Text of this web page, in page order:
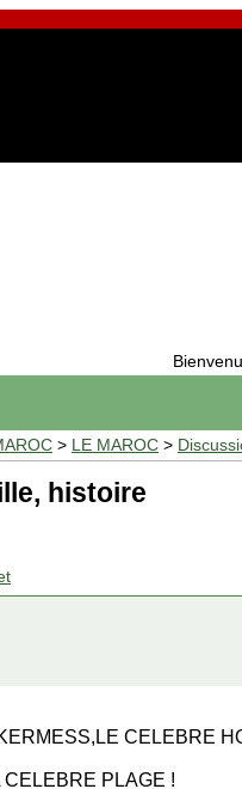
> LE MAROC >
histoire
CELEBRE
PLAGE !